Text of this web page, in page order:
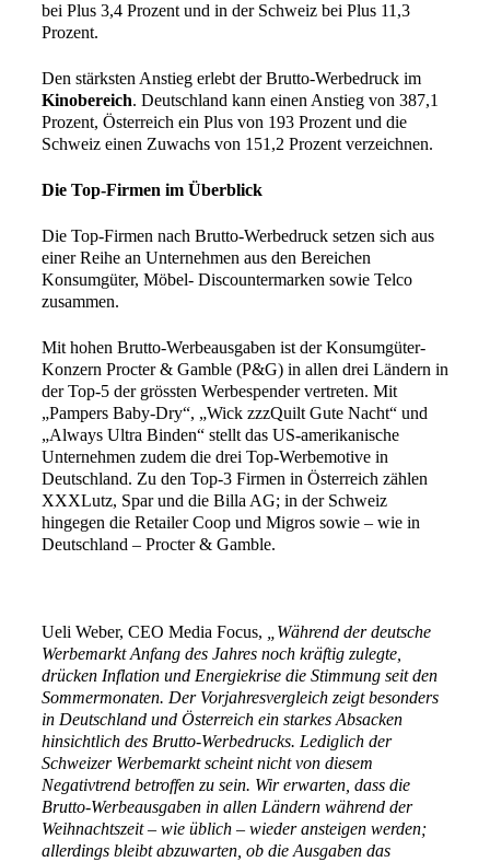
bei Plus 3,4 Prozent und in der Schweiz bei Plus 11,3
Prozent.
Den stärksten Anstieg erlebt der Brutto-Werbedruck im
Kinobereich. Deutschland kann einen Anstieg von 387,1
Prozent, Österreich ein Plus von 193 Prozent und die
Schweiz einen Zuwachs von 151,2 Prozent verzeichnen.
Die Top-Firmen im Überblick
Die Top-Firmen nach Brutto-Werbedruck setzen sich aus
einer Reihe an Unternehmen aus den Bereichen
Konsumgüter, Möbel- Discountermarken sowie Telco
zusammen.
Mit hohen Brutto-Werbeausgaben ist der Konsumgüter-
Konzern Procter & Gamble (P&G) in allen drei Ländern in
der Top-5 der grössten Werbespender vertreten. Mit
„Pampers Baby-Dry“, „Wick zzzQuilt Gute Nacht“ und
„Always Ultra Binden“ stellt das US-amerikanische
Unternehmen zudem die drei Top-Werbemotive in
Deutschland. Zu den Top-3 Firmen in Österreich zählen
XXXLutz, Spar und die Billa AG; in der Schweiz
hingegen die Retailer Coop und Migros sowie – wie in
Deutschland – Procter & Gamble.
Ueli Weber, CEO Media Focus,
„Während der deutsche
Werbemarkt Anfang des Jahres noch kräftig zulegte,
drücken Inflation und Energiekrise die Stimmung seit den
Sommermonaten. Der Vorjahresvergleich zeigt besonders
in Deutschland und Österreich ein starkes Absacken
hinsichtlich des Brutto-Werbedrucks. Lediglich der
Schweizer Werbemarkt scheint nicht von diesem
Negativtrend betroffen zu sein. Wir erwarten, dass die
Brutto-Werbeausgaben in allen Ländern während der
Weihnachtszeit – wie üblich – wieder ansteigen werden;
allerdings bleibt abzuwarten, ob die Ausgaben das